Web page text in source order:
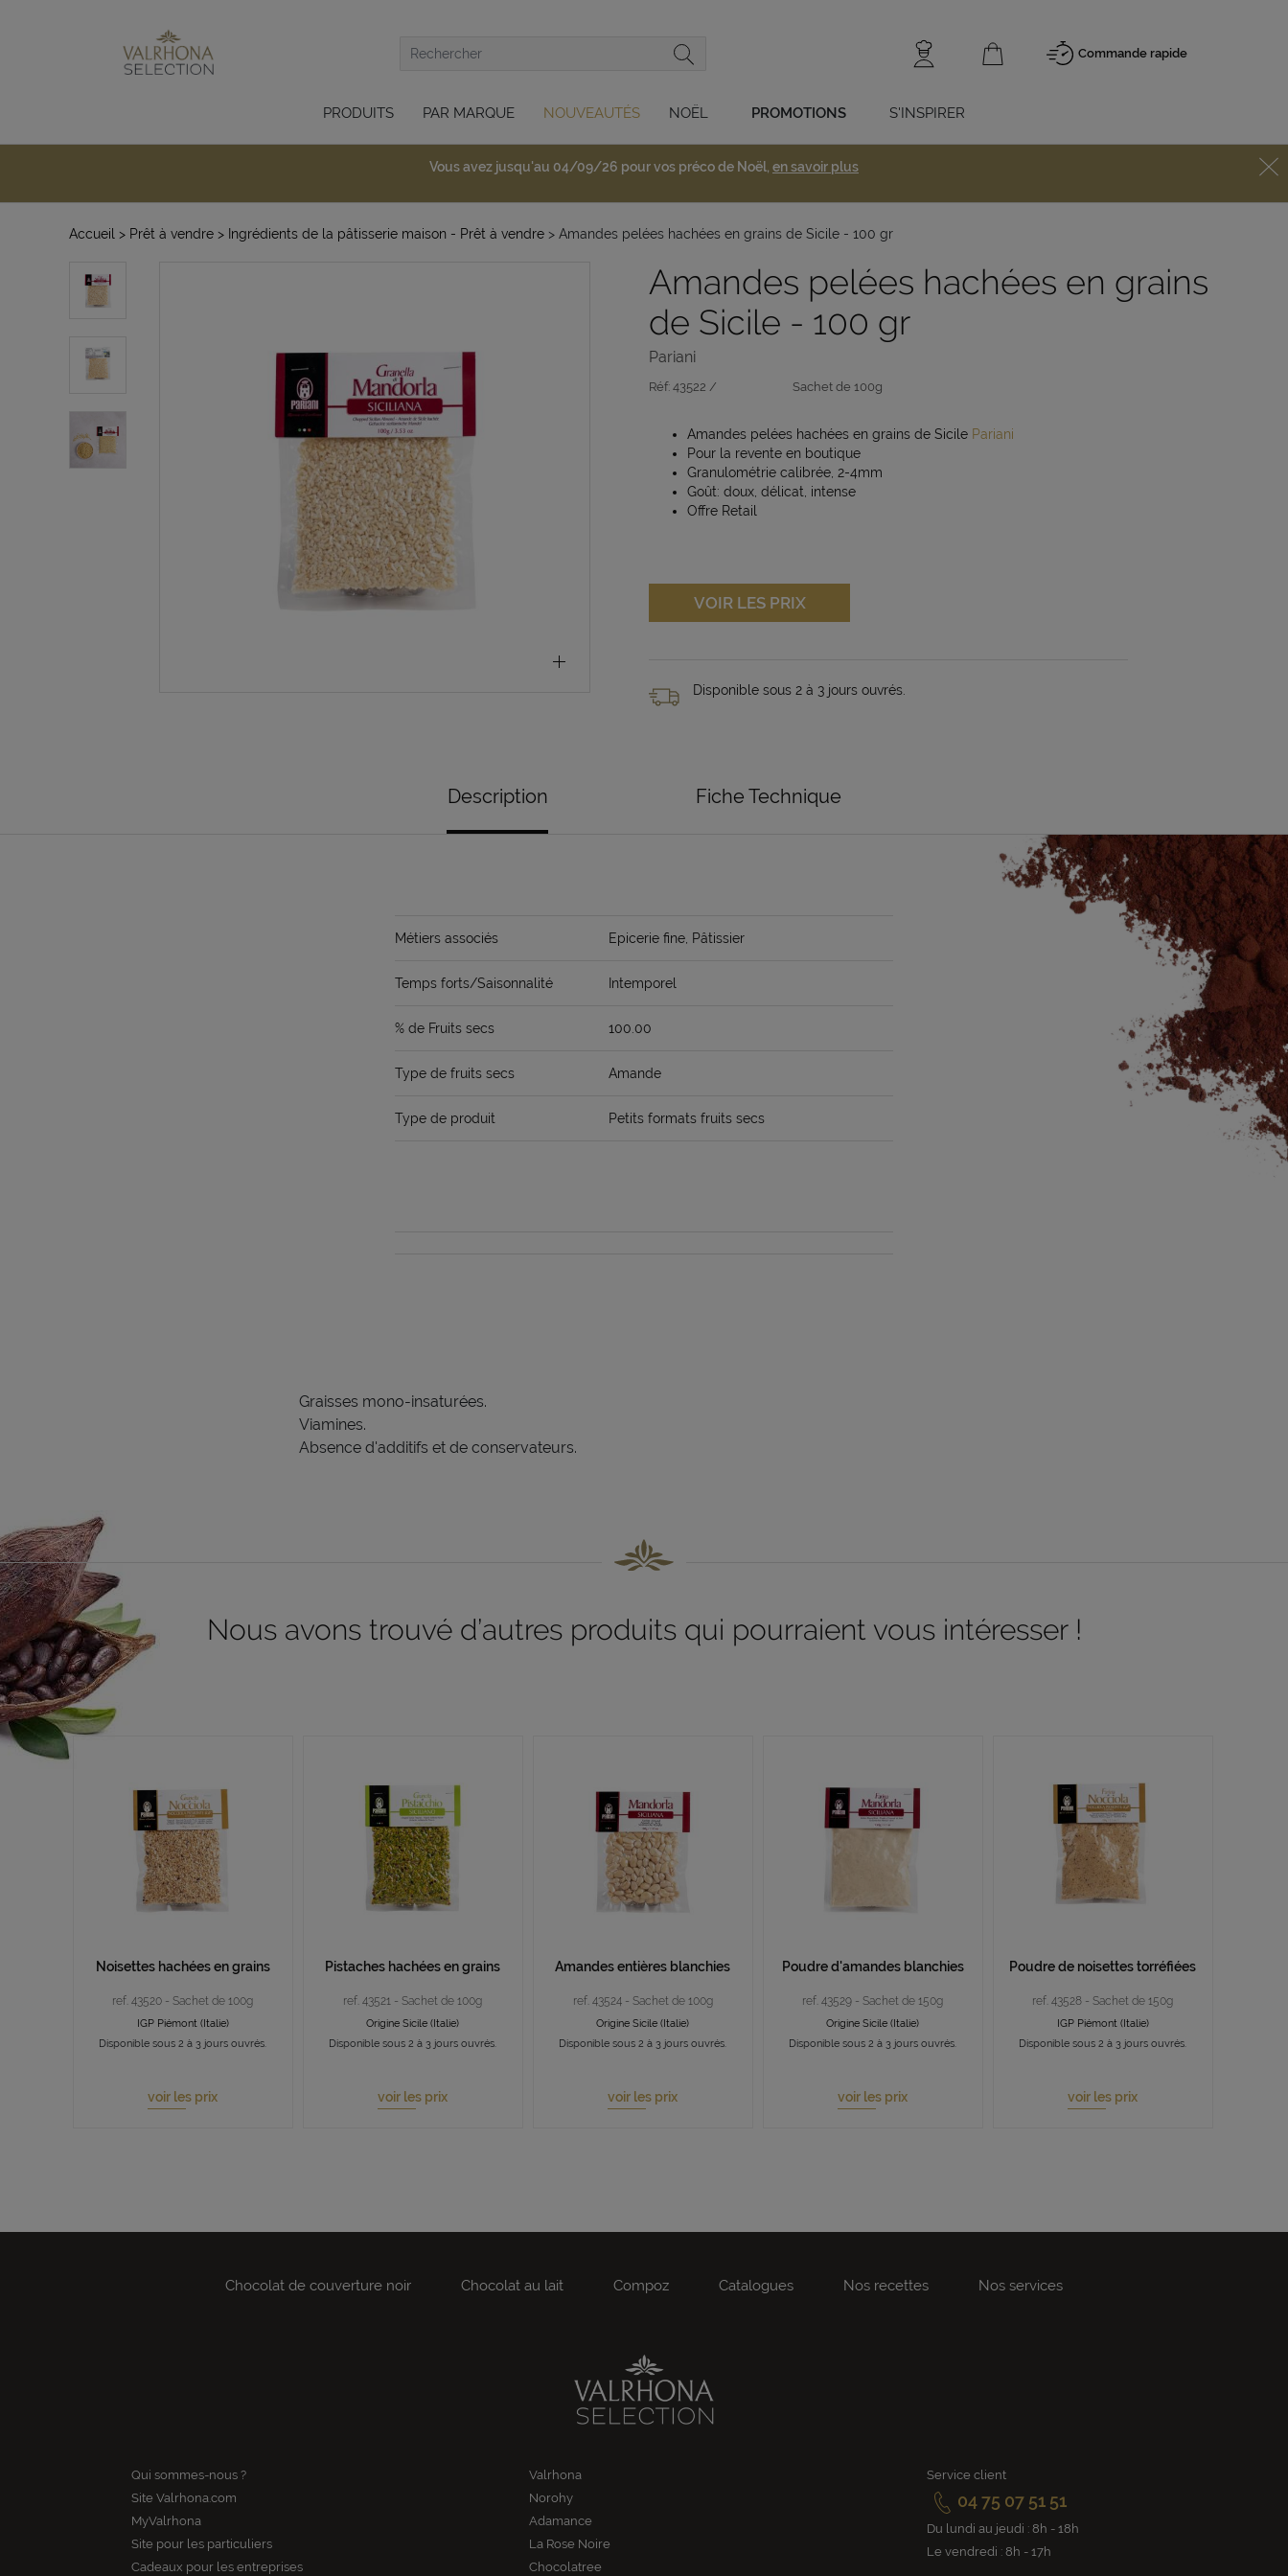
Commande rapide
PRODUITS PAR MARQUE NOUVEAUTÉS NOËL PROMOTIONS S'INSPIRER
Vous avez jusqu'au 04/09/26 pour vos préco de Noël, en savoir plus
Accueil > Prêt à vendre > Ingrédients de la pâtisserie maison - Prêt à vendre > Amandes pelées hachées en grains de Sicile - 100 gr
Amandes pelées hachées en grains
de Sicile - 100 gr
Pariani
Réf: 43522 / Sachet de 100g
Amandes pelées hachées en grains de Sicile Pariani
Pour la revente en boutique
Granulométrie calibrée, 2-4mm
Goût: doux, délicat, intense
Offre Retail
VOIR LES PRIX
Disponible sous 2 à 3 jours ouvrés.
Description Fiche Technique
Métiers associés Epicerie fine, Pâtissier
Temps forts/Saisonnalité Intemporel
% de Fruits secs 100.00
Type de fruits secs Amande
Type de produit Petits formats fruits secs
Graisses mono-insaturées.
Viamines.
Absence d'additifs et de conservateurs.
Nous avons trouvé d’autres produits qui pourraient vous intéresser !
Noisettes hachées en grains
ref. 43520 - Sachet de 100g
IGP Piémont (Italie)
Disponible sous 2 à 3 jours ouvrés.
voir les prix
Pistaches hachées en grains
ref. 43521 - Sachet de 100g
Origine Sicile (Italie)
Disponible sous 2 à 3 jours ouvrés.
voir les prix
Amandes entières blanchies
ref. 43524 - Sachet de 100g
Origine Sicile (Italie)
Disponible sous 2 à 3 jours ouvrés.
voir les prix
Poudre d'amandes blanchies
ref. 43529 - Sachet de 150g
Origine Sicile (Italie)
Disponible sous 2 à 3 jours ouvrés.
voir les prix
Poudre de noisettes torréfiées
ref. 43528 - Sachet de 150g
IGP Piémont (Italie)
Disponible sous 2 à 3 jours ouvrés.
voir les prix
Chocolat de couverture noir Chocolat au lait Compoz Catalogues Nos recettes Nos services
Qui sommes-nous ?
Site Valrhona.com
MyValrhona
Site pour les particuliers
Cadeaux pour les entreprises
Valrhona
Norohy
Adamance
La Rose Noire
Chocolatree
Service client
04 75 07 51 51
Du lundi au jeudi : 8h - 18h
Le vendredi : 8h - 17h